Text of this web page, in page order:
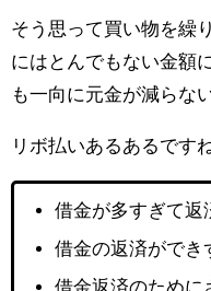
そう思って買い物を繰
にはとんでもない金額
も一向に元金が減らな
リボ払いあるあるですね
借金が多すぎて返
借金の返済ができ
借金返済のために